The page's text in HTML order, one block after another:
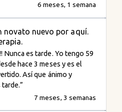
6 meses, 1 semana
novato nuevo por aquí.
Nunca es tarde. Yo tengo 59
hace 3 meses y es el
Así que ánimo y
7 meses, 3 semanas